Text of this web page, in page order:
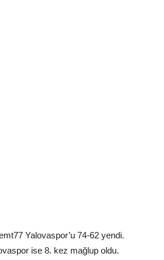
Yalovaspor’u 74-62 yendi.
ise 8. kez mağlup oldu.